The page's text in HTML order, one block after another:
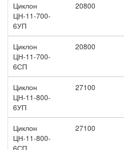
Циклон
ЦН-11-700-
6УП
20800
Циклон
ЦН-11-700-
6СП
20800
Циклон
ЦН-11-800-
6УП
27100
Циклон
ЦН-11-800-
6СП
27100